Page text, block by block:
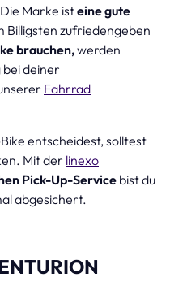
Marke isteine gute
Billigsten zufriedengeben
brauchen,werden
deiner
Fahrrad
entscheidest, solltest
Mit der linexo
Pick-Up-Servicebist du
abgesichert.